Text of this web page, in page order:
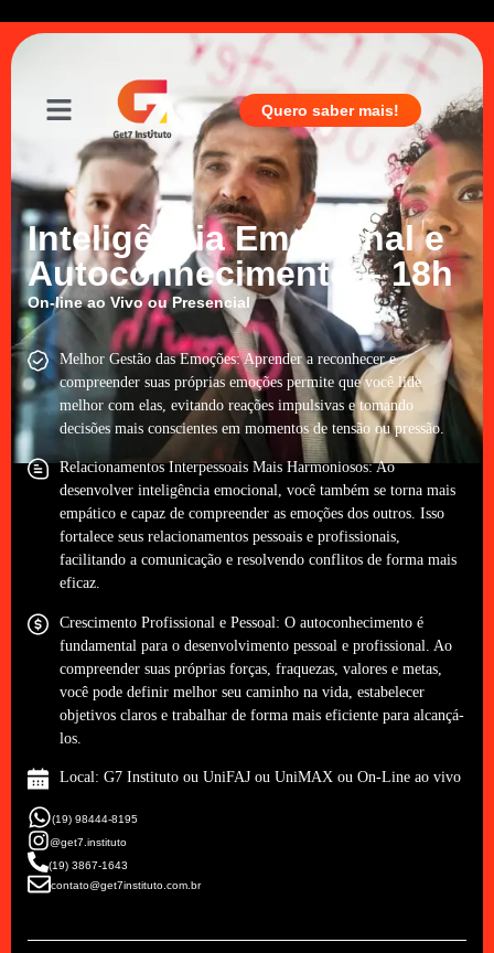
Quero saber mais!
Inteligência Emocional e
Autoconhecimento – 18h
On-line ao VivoouPresencial
Melhor Gestão das Emoções: Aprender a reconhecer e
compreender suas próprias emoções permite que você lide
melhor com elas, evitando reações impulsivas e tomando
decisões mais conscientes em momentos de tensão ou pressão.
Relacionamentos Interpessoais Mais Harmoniosos: Ao
desenvolver inteligência emocional, você também se torna mais
empático e capaz de compreender as emoções dos outros. Isso
fortalece seus relacionamentos pessoais e profissionais,
facilitando a comunicação e resolvendo conflitos de forma mais
eficaz.
Crescimento Profissional e Pessoal: O autoconhecimento é
fundamental para o desenvolvimento pessoal e profissional. Ao
compreender suas próprias forças, fraquezas, valores e metas,
você pode definir melhor seu caminho na vida, estabelecer
objetivos claros e trabalhar de forma mais eficiente para alcançá-
los.
Local: G7 Instituto ou UniFAJ ou UniMAX ou On-Line ao vivo
(19) 98444-8195
@get7.instituto
(19) 3867-1643
contato@get7instituto.com.br